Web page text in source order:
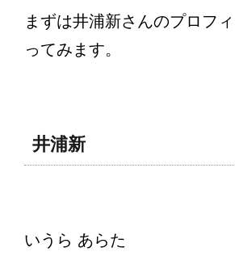
まずは井浦新さんのプロフ
ってみます。
井浦新
いうら あらた